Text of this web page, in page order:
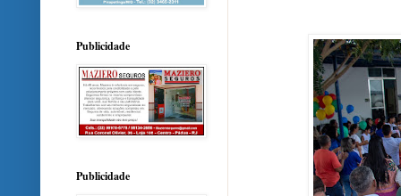
Publicidade
Publicidade